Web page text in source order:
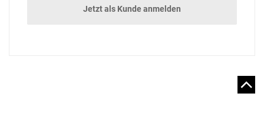
Jetzt als Kunde anmelden